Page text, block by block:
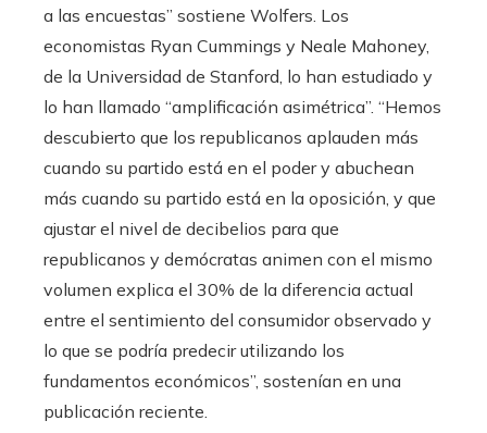
a las encuestas” sostiene Wolfers. Los
economistas Ryan Cummings y Neale Mahoney,
de la Universidad de Stanford, lo han estudiado y
lo han llamado “amplificación asimétrica”. “Hemos
descubierto que los republicanos aplauden más
cuando su partido está en el poder y abuchean
más cuando su partido está en la oposición, y que
ajustar el nivel de decibelios para que
republicanos y demócratas animen con el mismo
volumen explica el 30% de la diferencia actual
entre el sentimiento del consumidor observado y
lo que se podría predecir utilizando los
fundamentos económicos”, sostenían en una
publicación reciente.